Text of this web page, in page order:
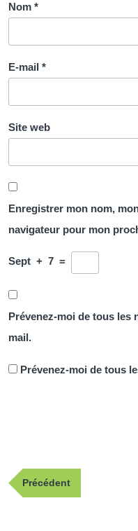
Nom *
E-mail *
Site web
Enregistrer mon nom,
navigateur pour mon
Sept + 7 =
Prévenez-moi de tous les
mail.
Prévenez-moi de tous
Navigation
dePublication
précédente
Précédent